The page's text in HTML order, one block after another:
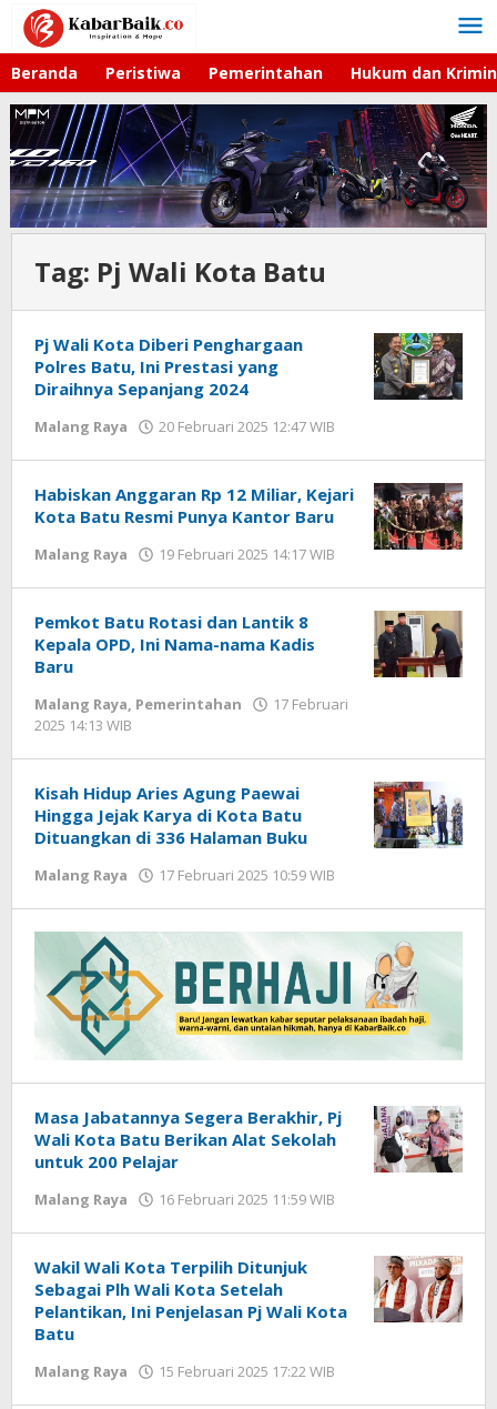
Lewati
konten
Beranda Peristiwa Pemerintahan Hukum dan
Tag: Pj Wali Kota Batu
Pj Wali Kota Diberi Penghargaan
Polres Batu, Ini Prestasi yang
Diraihnya Sepanjang 2024
Malang Raya 20 Februari 2025 12:47 WIB
Habiskan Anggaran Rp 12 Miliar, Kejari
Kota Batu Resmi Punya Kantor Baru
Malang Raya 19 Februari 2025 14:17 WIB
oleh
Pemkot Batu Rotasi dan Lantik 8
Kepala OPD, Ini Nama-nama Kadis
Baru
Malang Raya, Pemerintahan
17 Februari
2025 14:13 WIB
Kisah Hidup Aries Agung Paewai
Hingga Jejak Karya di Kota Batu
Dituangkan di 336 Halaman Buku
Malang Raya 17 Februari 2025 10:59 WIB
Masa Jabatannya Segera Berakhir, Pj
Wali Kota Batu Berikan Alat Sekolah
untuk 200 Pelajar
Malang Raya 16 Februari 2025 11:59 WIB
Wakil Wali Kota Terpilih Ditunjuk
Sebagai Plh Wali Kota Setelah
Pelantikan, Ini Penjelasan Pj Wali Kota
Batu
Malang Raya 15 Februari 2025 17:22 WIB